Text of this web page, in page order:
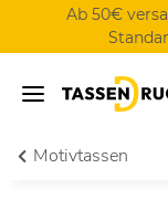
Ab 50€
Motivtassen